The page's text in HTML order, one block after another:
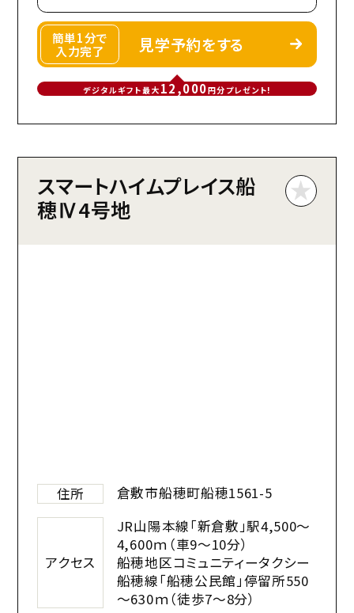
簡単1分で
入力完了
見学予約をする
デジタルギフト最大 12,000円分プレゼント!
スマートハイムプレイス船
穂Ⅳ4号地
住所 倉敷市船穂町船穂1561-5
アクセス
JR山陽本線「新倉敷」駅4,500～
4,600ｍ（車9～10分）
船穂地区コミュニティータクシー
船穂線「船穂公民館」停留所550
～630ｍ（徒歩7～8分）